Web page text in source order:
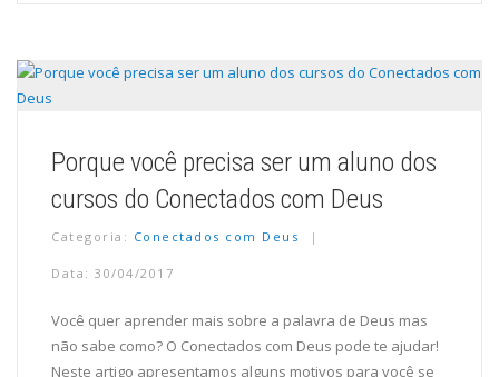
Porque você precisa ser um aluno dos
cursos do Conectados com Deus
Categoria: Conectados com Deus
Data: 30/04/2017
Você quer aprender mais sobre a palavra de Deus mas
não sabe como? O Conectados com Deus pode te ajudar!
Neste artigo apresentamos alguns motivos para você se